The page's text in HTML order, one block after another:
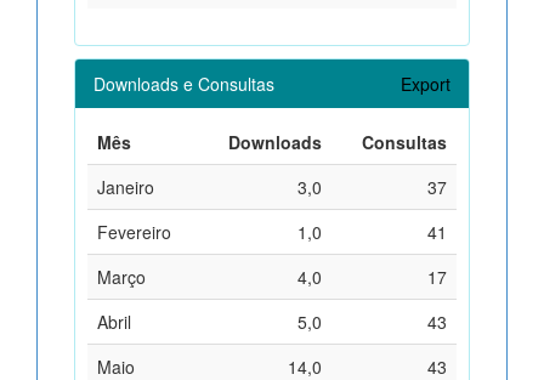
Downloads e Consultas Export
Mês Downloads
Consultas
Janeiro
3,0
37
Fevereiro
1,0
41
Março
4,0
17
Abril
5,0
43
Maio
14,0
43